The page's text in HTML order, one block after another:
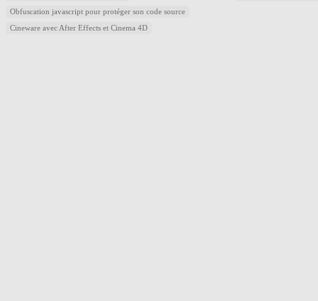
Obfuscation javascript pour protéger son code source
Cineware avec After Effects et Cinema 4D